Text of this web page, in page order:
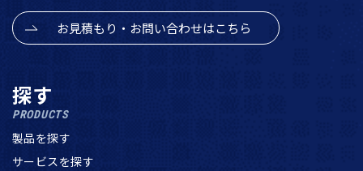
お見積もり・お問い合わせはこちら
探す
PRODUCTS
製品を探す
サービスを探す